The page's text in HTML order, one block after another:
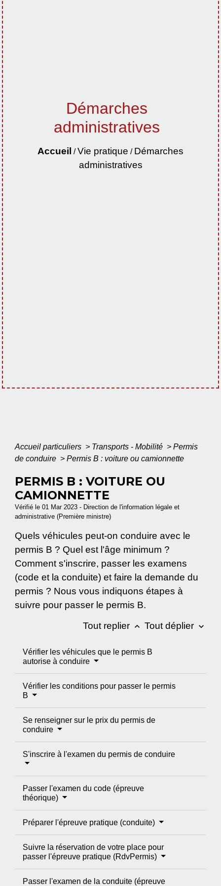
Démarches
administratives
Accueil /Vie pratique / Démarches
administratives
Accueil particuliers > Transports - Mobilité > Permis
de conduire > Permis B : voiture ou camionnette
PERMIS B : VOITURE OU
CAMIONNETTE
Vérifié le 01 Mar 2023 - Direction de l'information légale et
administrative (Première ministre)
Quels véhicules peut-on conduire avec le
permis B ? Quel est l'âge minimum ?
Comment s'inscrire, passer les examens
(code et la conduite) et faire la demande du
permis ? Nous vous indiquons étapes à
suivre pour passer le permis B.
Tout replier keyboard_arrow_up Tout déplier keyboard_arrow_down
Vérifier les véhicules que le permis B
autorise à conduire
Vérifier les conditions pour passer le permis
B
Se renseigner sur le prix du permis de
conduire
S'inscrire à l'examen du permis de conduire
Passer l'examen du code (épreuve
théorique)
Préparer l'épreuve pratique (conduite)
Suivre la réservation de votre place pour
passer l'épreuve pratique (RdvPermis)
Passer l'examen de la conduite (épreuve